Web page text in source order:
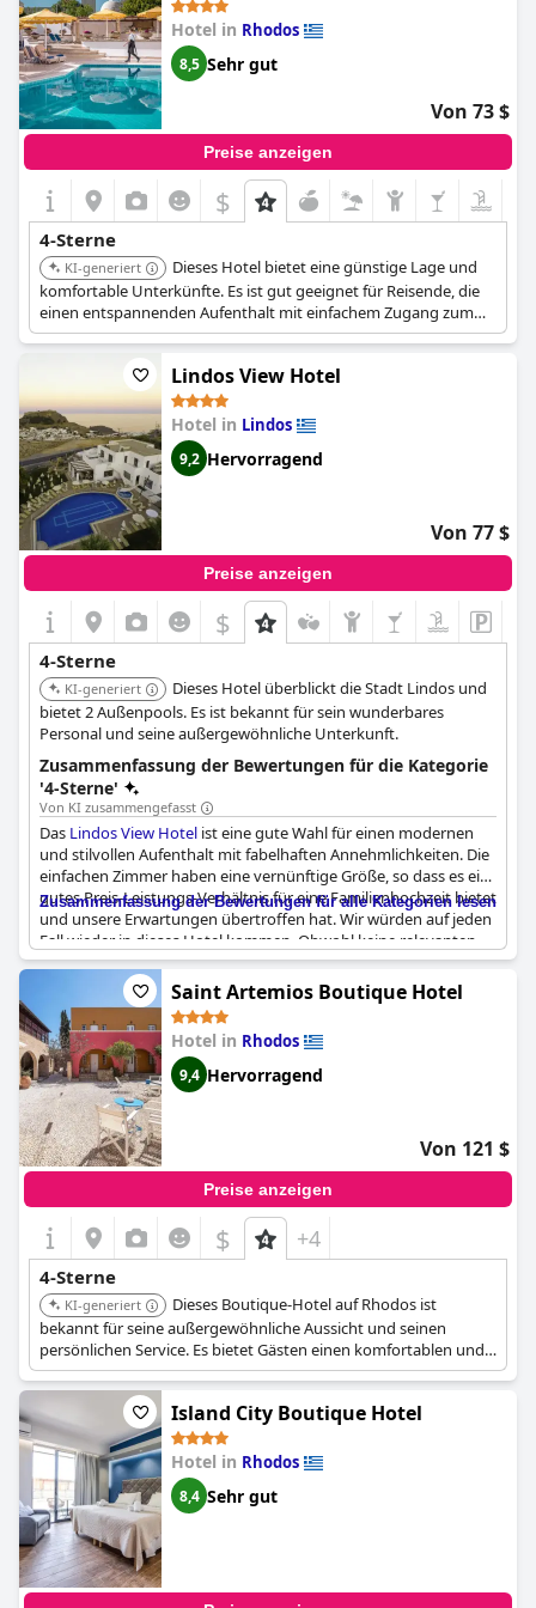
Hotel in Rhodos
8,5 Sehr gut
Von 73 $
Preise anzeigen
$
4-Sterne
KI-generiert
Dieses Hotel bietet eine günstige Lage und
komfortable Unterkünfte. Es ist gut geeignet für Reisende, die
einen entspannenden Aufenthalt mit einfachem Zugang zum
Strand und lokalen Attraktionen suchen.
Lindos View Hotel
Hotel in Lindos
9,2 Hervorragend
Von 77 $
Preise anzeigen
$
4-Sterne
KI-generiert
Dieses Hotel überblickt die Stadt Lindos und
bietet 2 Außenpools. Es ist bekannt für sein wunderbares
Personal und seine außergewöhnliche Unterkunft.
Zusammenfassung der Bewertungen für die Kategorie
'4-Sterne'
Von KI zusammengefasst
Das Lindos View Hotel ist eine gute Wahl für einen modernen
und stilvollen Aufenthalt mit fabelhaften Annehmlichkeiten. Die
einfachen Zimmer haben eine vernünftige Größe, so dass es ein
gutes Preis-Leistungs-Verhältnis für eine Familienhochzeit bietet
und unsere Erwartungen übertroffen hat. Wir würden auf jeden
Fall wieder in dieses Hotel kommen. Obwohl keine relevanten
negativen Sätze gefunden wurden, kritisierten einige
italienische Bewertungen, dass das Hotel seinem Vier-Sterne-
Rating nicht gerecht wird, da die Bäder veraltet sind und der
Service nicht den Erwartungen entspricht. Der Preis von 200 €
pro Nacht ist vielleicht nicht für jeden geeignet. Insgesamt ist
dasLindos View Hoteleine hervorragende Wahl für alle, die
einen stilvollen Aufenthalt mit großartigen Annehmlichkeiten
suchen.
Zusammenfassung der Bewertungen für alle Kategorien lesen
Saint Artemios Boutique Hotel
Hotel in Rhodos
9,4 Hervorragend
Von 121 $
Preise anzeigen
$ +4
4-Sterne
KI-generiert
Dieses Boutique-Hotel auf Rhodos ist
bekannt für seine außergewöhnliche Aussicht und seinen
persönlichen Service. Es bietet Gästen einen komfortablen und
stilvollen Rückzugsort. Das ruhige Ambiente und die Liebe zum
Detail des Hotels sorgen für einen unvergesslichen Aufenthalt.
Island City Boutique Hotel
Hotel in Rhodos
8,4 Sehr gut